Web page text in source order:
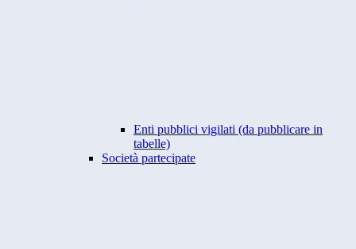
Enti pubblici vigilati (da pubblicare in
tabelle)
Società partecipate